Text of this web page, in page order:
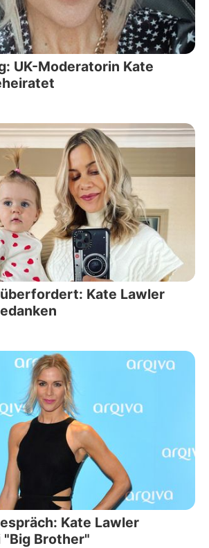
UK-Moderatorin Kate
Kate Lawler
Kate Lawler
Brother"